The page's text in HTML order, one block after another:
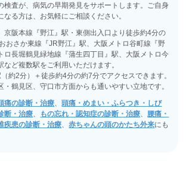
検査が、病気の早期発見をサポートします。ご自身
なる方は、お気軽にご相談ください。
京阪本線『野江』駅・東側出入口より徒歩約4分の
おさか東線『JR野江』駅、大阪メトロ谷町線『野
ロ長堀鶴見緑地線『蒲生四丁目』駅、大阪メトロ今
など複数駅をご利用いただけます。
（約2分）＋徒歩約4分の約7分でアクセスできます。
・鶴見区、守口市方面からも通いやすい立地です。
痛の診断・治療 、頭痛・めまい・ふらつき・しび
断・治療
もの忘れ・認知症の診断・治療
腰痛・
疾患の診断・治療 、赤ちゃんの頭のかたち外来にも